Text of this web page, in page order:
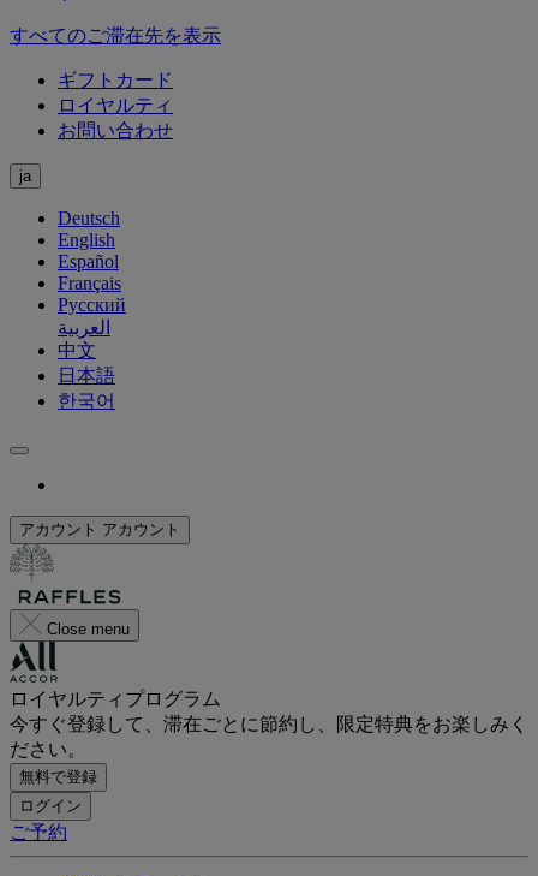
すべてのご滞在先を表示
ギフトカード
ロイヤルティ
お問い合わせ
ja
Deutsch
English
Español
Français
Русский
العربية
中文
日本語
한국어
アカウント アカウント
Close menu
ロイヤルティプログラム
今すぐ登録して、滞在ごとに節約し、限定特典をお楽しみく
ださい。
無料で登録
ログイン
ご予約